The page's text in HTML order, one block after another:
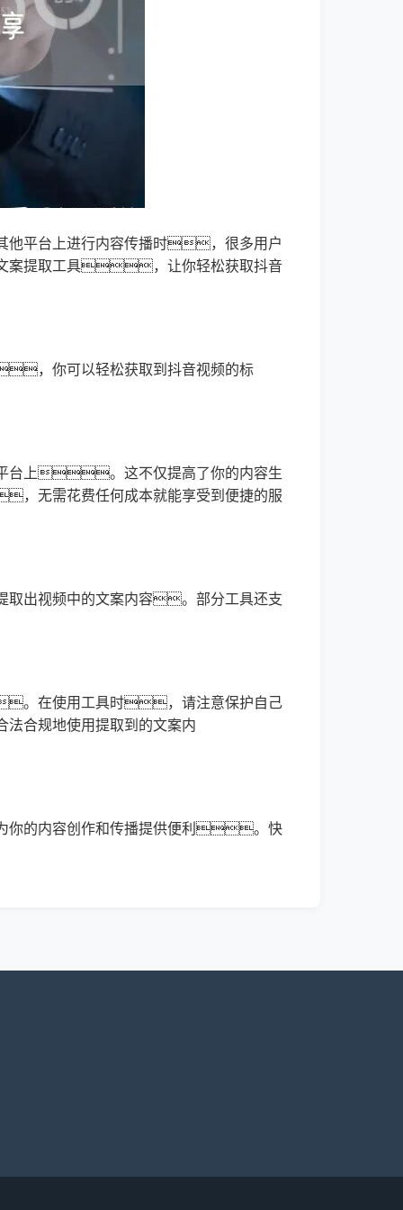
平台上进行内容传播时，很多用户
案提取工具，让你轻松获取抖音
，你可以轻松获取到抖音视频的标
台上。这不仅提高了你的内容生
无需花费任何成本就能享受到便捷的服
出视频中的文案内容。部分工具还支
。在使用工具时，请注意保护自己
规地使用提取到的文案内
你的内容创作和传播提供便利。快